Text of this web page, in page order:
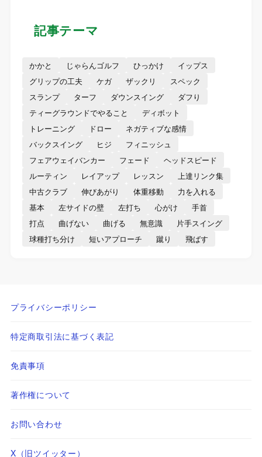
記事テーマ
かかと じゃらんゴルフ ひっかけ
イップス
グリップの工夫
ケガ ザックリ
スペック
スランプ
ターフ ダウンスイング
ダフり
ティーグラウンドでやること
ディボット
トレーニング
ドロー
ネガティブな感情
バックスイング
ヒジ
フィニッシュ
フェアウェイバンカー
フェード
ヘッドスピード
ルーティン
レイアップ レッスン
上達リンク集
中古クラブ
伸びあがり 体重移動
力を入れる
基本
左サイドの壁 左打ち 心がけ
手首
打点
曲げない 曲げる 無意識
片手スイング
球種打ち分け
短いアプローチ 蹴り 飛ばす
プライバシーポリシー
特定商取引法に基づく表記
免責事項
著作権について
お問い合わせ
X（旧ツイッター）